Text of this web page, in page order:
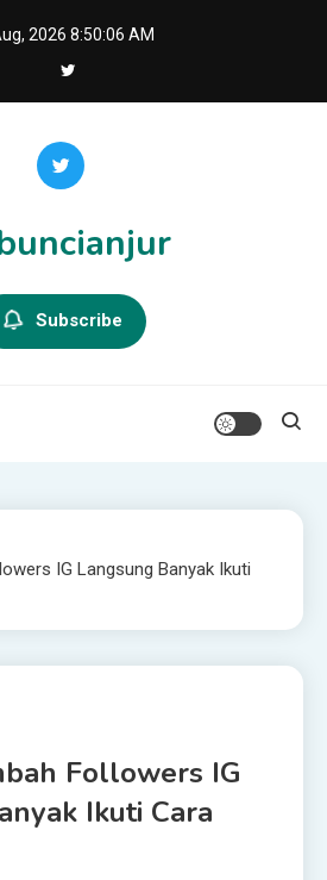
2026 8:50:07 AM
Subscribe
IG Langsung Banyak Ikuti
Followers IG
Ikuti Cara